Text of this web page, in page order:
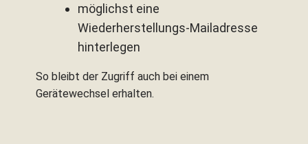
möglichst eine
Wiederherstellungs-Mailadresse
hinterlegen
So bleibt der Zugriff auch bei einem
Gerätewechsel erhalten.